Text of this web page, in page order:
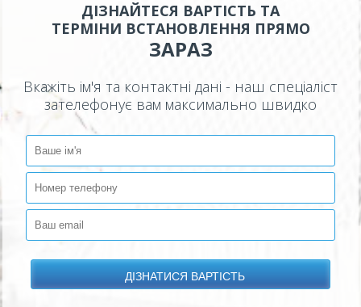
ДІЗНАЙТЕСЯ ВАРТІСТЬ ТА
ТЕРМІНИ ВСТАНОВЛЕННЯ ПРЯМО
ЗАРАЗ
Вкажіть ім'я та контактні дані - наш спеціаліст
зателефонує вам максимально швидко